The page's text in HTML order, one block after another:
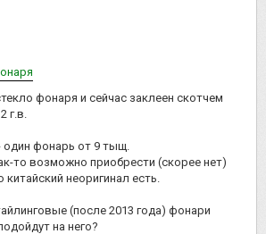
фонаря и сейчас заклеен скотчем
г.в.
фонарь от 9 тыщ.
то возможно приобрести (скорее нет)
неоригинал есть.
(после 2013 года) фонари
на него?